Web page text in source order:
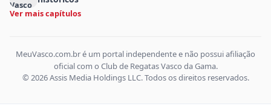
Ver mais capítulos
MeuVasco.com.br é um portal independente e não possui afiliação
oficial com o Club de Regatas Vasco da Gama.
© 2026 Assis Media Holdings LLC. Todos os direitos reservados.